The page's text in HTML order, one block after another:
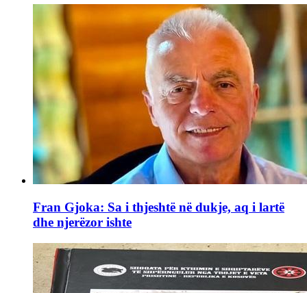
Fran Gjoka: Sa i thjeshtë në dukje, aq i lartë
dhe njerëzor ishte